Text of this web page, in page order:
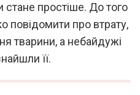
простіше. До того
про втрату,
тварини, а небайдужі
її.